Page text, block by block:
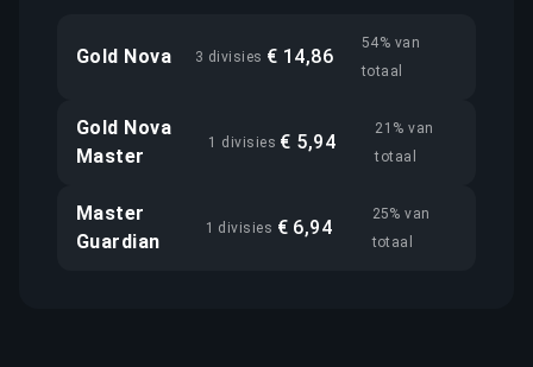
Gold Nova 3 divisies € 14,86
54% van
totaal
Gold Nova
Master
1 divisies € 5,94
21% van
totaal
Master
Guardian
1 divisies € 6,94
25% van
totaal